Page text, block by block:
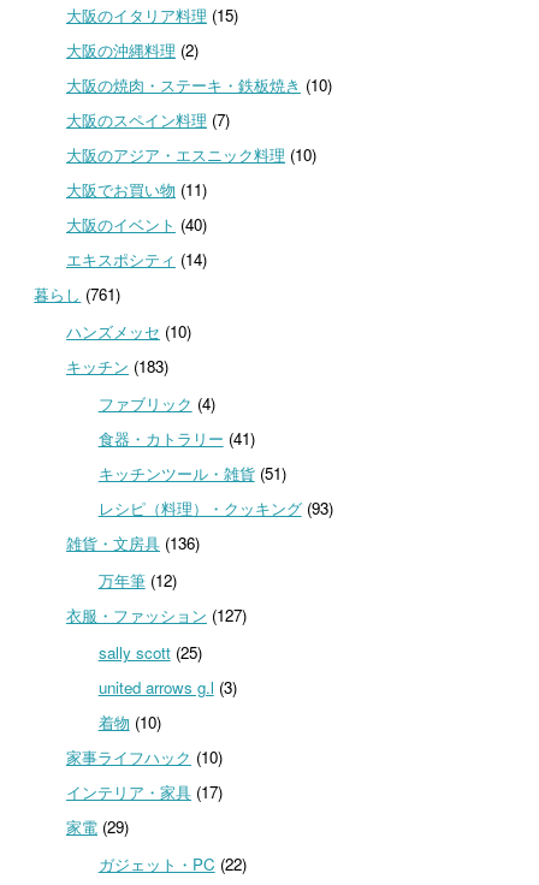
大阪のイタリア料理 (15)
大阪の沖縄料理 (2)
大阪の焼肉・ステーキ・鉄板焼き (10)
大阪のスペイン料理 (7)
大阪のアジア・エスニック料理 (10)
大阪でお買い物 (11)
大阪のイベント (40)
エキスポシティ (14)
暮らし (761)
ハンズメッセ (10)
キッチン (183)
ファブリック (4)
食器・カトラリー (41)
キッチンツール・雑貨(51)
レシピ（料理）・クッキング(93)
雑貨・文房具(136)
万年筆(12)
衣服・ファッション (127)
sally scott(25)
united arrows g.l (3)
着物 (10)
家事ライフハック (10)
インテリア・家具(17)
家電(29)
ガジェット・PC (22)